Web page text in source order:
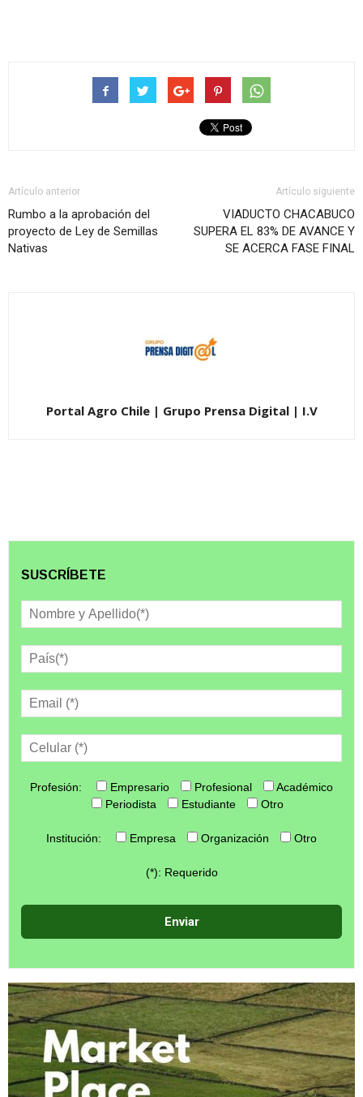
Artículo anterior
Rumbo a la aprobación del
proyecto de Ley de Semillas
Nativas
Artículo siguiente
VIADUCTO CHACABUCO
SUPERA EL 83% DE AVANCE Y
SE ACERCA FASE FINAL
Portal Agro Chile | Grupo Prensa Digital | I.V
SUSCRÍBETE
Profesión: Empresario Profesional
Académico
Periodista
Estudiante Otro
Institución: Empresa Organización Otro
(*): Requerido